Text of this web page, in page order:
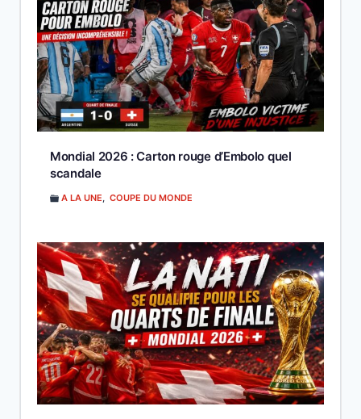
Mondial 2026 : Carton rouge d’Embolo quel
scandale
A LA UNE, COUPE DU MONDE